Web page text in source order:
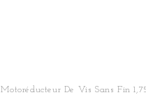
Motoréducteur De Vis Sans Fin